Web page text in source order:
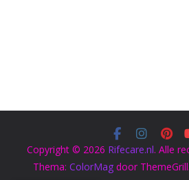
Copyright © 2026 Rifecare.nl. Alle
Thema: ColorMagdoor